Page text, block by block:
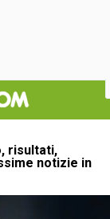
risultati,
notizie in